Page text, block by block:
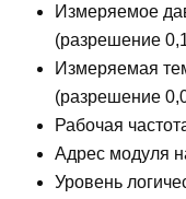
Измеряемое
(разрешение
Измеряемая
(разрешение
Рабочая
Адрес модуля
Уровень